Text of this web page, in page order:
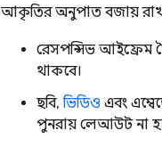
আকৃতির অনুপাত বজায়
রেসপন্সিভ আইফ্রেম
থাকবে।
ছবি,ভিডিও এবং
পুনরায় লেআউট না